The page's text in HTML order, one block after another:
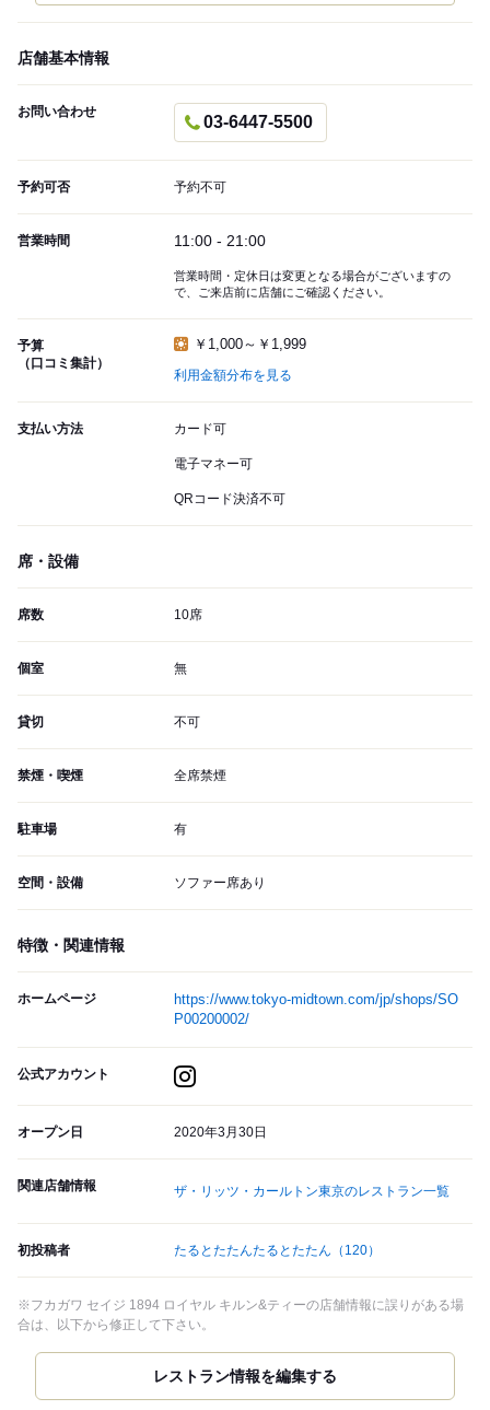
店舗基本情報
お問い合わせ
03-6447-5500
予約可否 予約不可
営業時間 11:00 - 21:00
営業時間・定休日は変更となる場合がございますの
で、ご来店前に店舗にご確認ください。
予算
（口コミ集計）
￥1,000～￥1,999
利用金額分布を見る
支払い方法 カード可
電子マネー可
QRコード決済不可
席・設備
席数 10席
個室 無
貸切 不可
禁煙・喫煙 全席禁煙
駐車場 有
空間・設備 ソファー席あり
特徴・関連情報
ホームページ
https://www.tokyo-midtown.com/jp/shops/SO
P00200002/
公式アカウント
オープン日 2020年3月30日
関連店舗情報 ザ・リッツ・カールトン東京のレストラン一覧
初投稿者 たるとたたんたるとたたん （120）
※フカガワ セイジ 1894 ロイヤル キルン&ティーの店舗情報に誤りがある場
合は、以下から修正して下さい。